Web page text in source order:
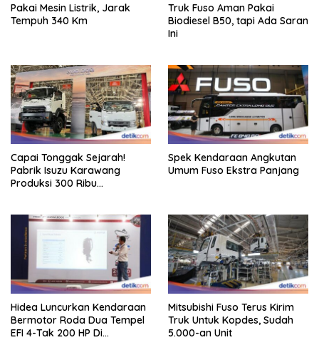
Pakai Mesin Listrik, Jarak
Tempuh 340 Km
Truk Fuso Aman Pakai
Biodiesel B50, tapi Ada Saran
Ini
Capai Tonggak Sejarah!
Pabrik Isuzu Karawang
Produksi 300 Ribu
Spek Kendaraan Angkutan
Umum Fuso Ekstra Panjang
Hidea Luncurkan Kendaraan
Bermotor Roda Dua Tempel
EFI 4-Tak 200 HP Di
Mitsubishi Fuso Terus Kirim
Truk Untuk Kopdes, Sudah
5.000-an Unit